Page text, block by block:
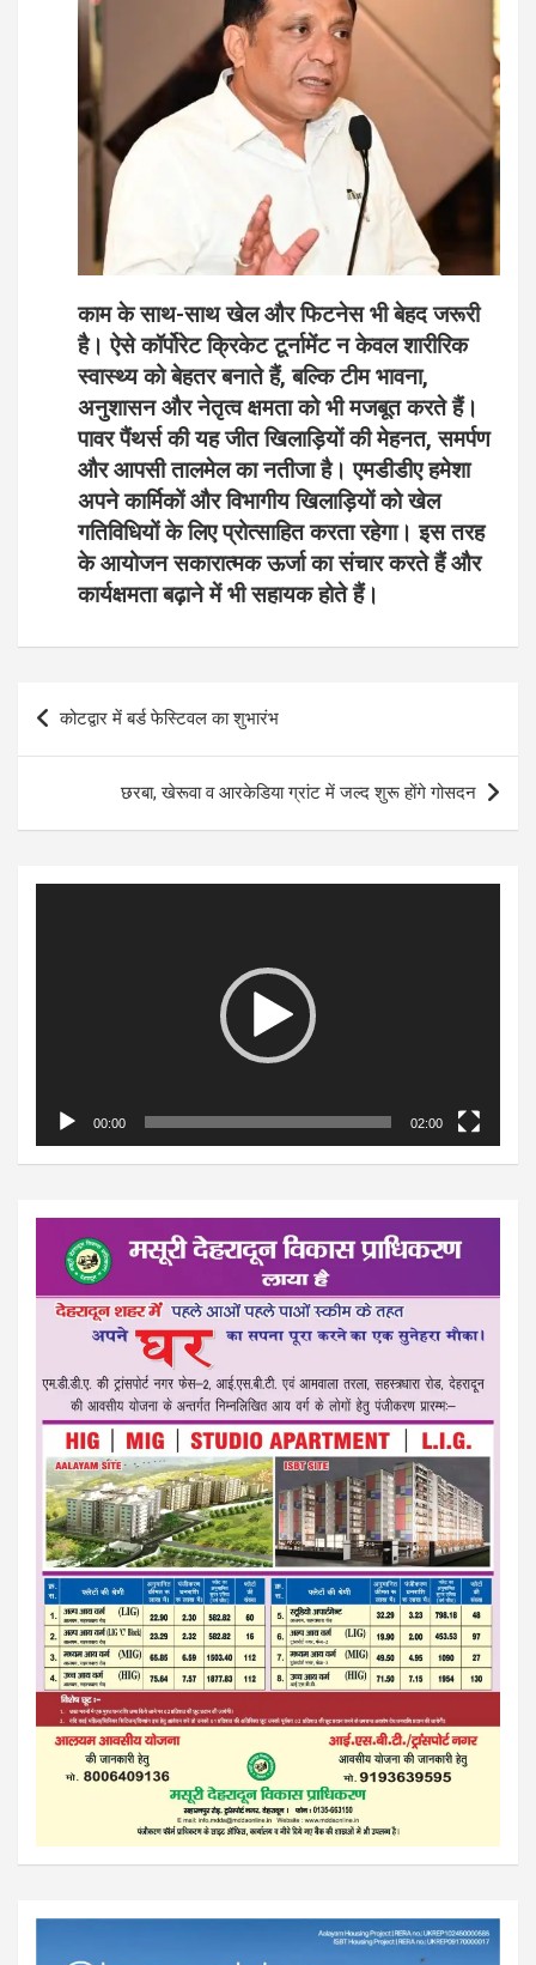
काम के साथ-साथ खेल और फिटनेस भी बेहद जरूरी
है। ऐसे कॉर्पोरेट क्रिकेट टूर्नामेंट न केवल शारीरिक
स्वास्थ्य को बेहतर बनाते हैं, बल्कि टीम भावना,
अनुशासन और नेतृत्व क्षमता को भी मजबूत करते हैं।
पावर पैंथर्स की यह जीत खिलाड़ियों की मेहनत, समर्पण
और आपसी तालमेल का नतीजा है। एमडीडीए हमेशा
अपने कार्मिकों और विभागीय खिलाड़ियों को खेल
गतिविधियों के लिए प्रोत्साहित करता रहेगा। इस तरह
के आयोजन सकारात्मक ऊर्जा का संचार करते हैं और
कार्यक्षमता बढ़ाने में भी सहायक होते हैं।
Post
navigation
कोटद्वार में बर्ड फेस्टिवल का शुभारंभ
छरबा, खेरूवा व आरकेडिया ग्रांट में जल्द शुरू होंगे गोसदन
00:00 02:00